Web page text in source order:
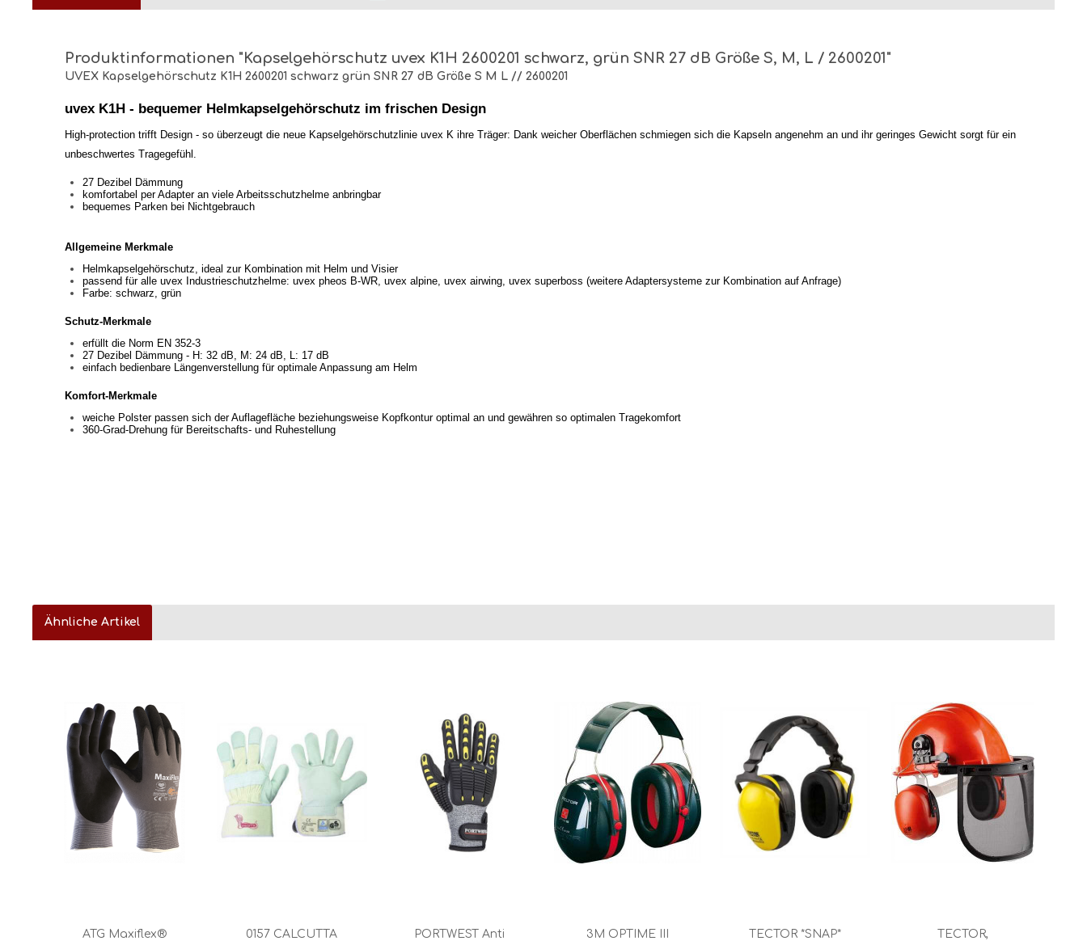
Produktinformationen "Kapselgehörschutz uvex K1H 2600201 schwarz, grün SNR 27 dB Größe S, M, L / 2600201"
UVEX Kapselgehörschutz K1H 2600201 schwarz grün SNR 27 dB Größe S M L // 2600201
uvex K1H - bequemer Helmkapselgehörschutz im frischen Design
High-protection trifft Design - so überzeugt die neue Kapselgehörschutzlinie uvex K ihre Träger: Dank weicher Oberflächen schmiegen sich die Kapseln angenehm an und ihr geringes Gewicht sorgt für ein
unbeschwertes Tragegefühl.
27 Dezibel Dämmung
komfortabel per Adapter an viele Arbeitsschutzhelme anbringbar
bequemes Parken bei Nichtgebrauch
Allgemeine Merkmale
Helmkapselgehörschutz, ideal zur Kombination mit Helm und Visier
passend für alle uvex Industrieschutzhelme: uvex pheos B-WR, uvex alpine, uvex airwing, uvex superboss (weitere Adaptersysteme zur Kombination auf Anfrage)
Farbe: schwarz, grün
Schutz-Merkmale
erfüllt die Norm EN 352-3
27 Dezibel Dämmung - H: 32 dB, M: 24 dB, L: 17 dB
einfach bedienbare Längenverstellung für optimale Anpassung am Helm
Komfort-Merkmale
weiche Polster passen sich der Auflagefläche beziehungsweise Kopfkontur optimal an und gewähren so optimalen Tragekomfort
360-Grad-Drehung für Bereitschafts- und Ruhestellung
Ähnliche Artikel
ATG Maxiflex®
0157 CALCUTTA
PORTWEST Anti
3M OPTIME III
TECTOR *SNAP*
TECTOR,